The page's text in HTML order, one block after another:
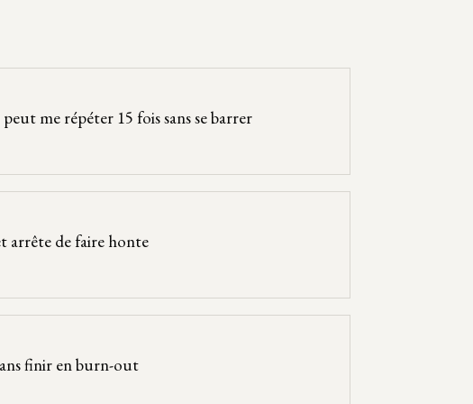
me répéter 15 fois sans se barrer
arrête de faire honte
finir en burn-out